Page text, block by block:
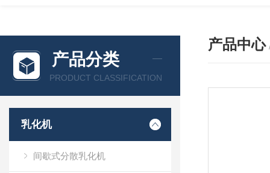
产品分类
PRODUCT CLASSIFICATION
乳化机
间歇式分散乳化机
产品中心